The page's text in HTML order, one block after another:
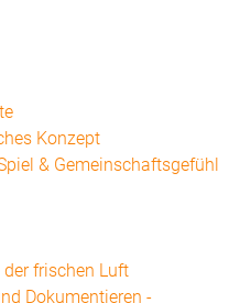
Konzept
& Gemeinschaftsgefühl
frischen Luft
Dokumentieren -